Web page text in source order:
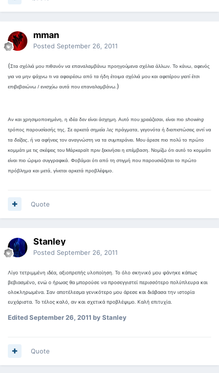
mman
Posted September 26, 2011
(Στα σχόλιά μου πιθανόν να επαναλαμβάνω προηγούμενα σχόλια άλλων. Το κάνω, αφενός
για να μην ψάχνω τι να αφαιρέσω από τα ήδη έτοιμα σχόλιά μου και αφετέρου γιατί έτσι
επιβεβαιώνω / ενισχύω αυτά που επαναλαμβάνω. )
Αν και χρησιμοποιημένη, η ιδέα δεν είναι άσχημη. Αυτό που χρειάζεσαι, είναι πιο showing
τρόπος παρουσίασής της. Σε αρκετά σημεία λες πράγματα, γεγονότα ή διαπιστώσεις αντί να
τα δείξεις , ή να αφήνεις τον αναγνώστη να τα συμπεράνει. Μου άρεσε πιο πολύ το πρώτο
κομμάτι με τις σκέψεις του Μάρκεραϊτ πριν ξεκινήσει η επέμβαση. Νομίζω ότι αυτό το κομμάτι
είναι πιο ώριμο συγγραφικά. Φοβάμαι ότι από τη στιγμή που παρουσιάζεται το πρώτο
πρόβλημα και μετά, γίνεται αρκετά προβλέψιμο.
Quote
Stanley
Posted September 26, 2011
Λίγο τετριμμένη ιδέα, αξιοπρεπής υλοποίηση. Το όλο σκηνικό μου φάνηκε κάπως
βεβιασμένο, ενώ ο ήρωας θα μπορούσε να προσεγγιστεί περισσότερο πολύπλευρα και
ολοκληρωμένα. Σαν αποτέλεσμα γενικότερο μου άρεσε και διάβασα την ιστορία
ευχάριστα. Το τέλος καλό, αν και σχετικά προβλέψιμο. Καλή επιτυχία.
EditedSeptember 26, 2011 by Stanley
Quote